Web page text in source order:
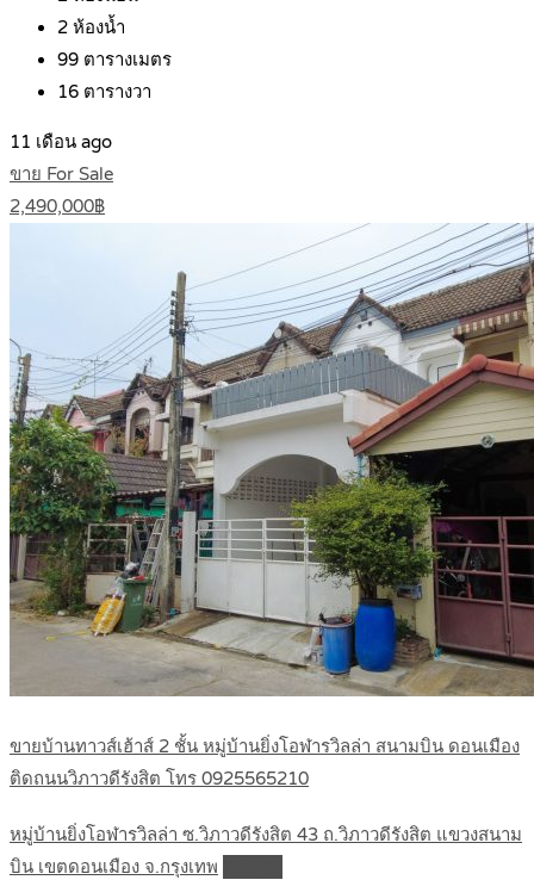
2 ห้องน้ำ
99 ตารางเมตร
16 ตารางวา
11 เดือน ago
ขาย For Sale
2,490,000฿
ขายบ้านทาวส์เฮ้าส์ 2 ชั้น หมู่บ้านยิ่งโอฬารวิลล่า สนามบิน ดอนเมือง
ติดถนนวิภาวดีรังสิต โทร 0925565210
หมู่บ้านยิ่งโอฬารวิลล่า ซ.วิภาวดีรังสิต 43 ถ.วิภาวดีรังสิต แขวงสนาม
บิน เขตดอนเมือง จ.กรุงเทพ